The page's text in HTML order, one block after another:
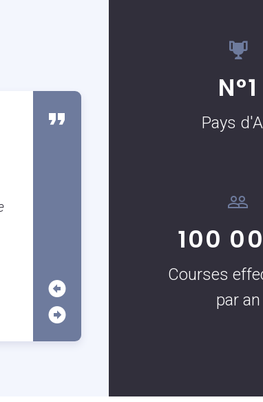
Susanne Boulanger
garer à Aix que j’utilise très
c’est vraiment très pratique surtout
N°1
Pays
100
Courses
par an